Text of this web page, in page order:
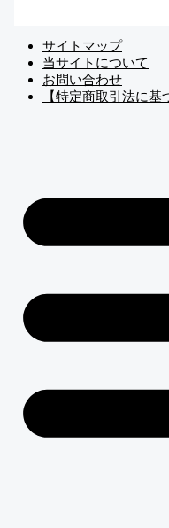
サイトマップ
当サイトについて
お問い合わせ
【特定商取引法に基